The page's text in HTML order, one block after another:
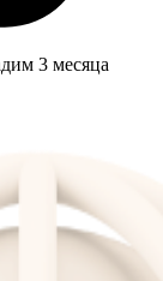
3 месяца